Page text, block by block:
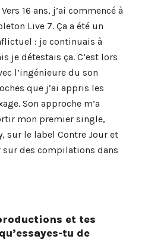
16 ans, j’ai commencé à
Live 7. Ça a été un
: je continuais à
je détestais ça. C’est lors
l’ingénieure du son
que j’ai appris les
Son approche m’a
mon premier single,
sur le label Contre Jour et
sur des compilations dans
et tes
tu de